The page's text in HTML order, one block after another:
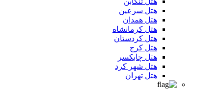
هتل سرعین
هتل همدان
هتل کرمانشاه
هتل کردستان
هتل کرج
هتل چابکسر
هتل شهر کرد
هتل تهران